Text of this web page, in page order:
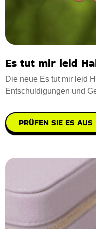
Es tut mir leid
Die neue Es tut mir leid
Entschuldigungen und
PRÜFEN SIE ES AUS